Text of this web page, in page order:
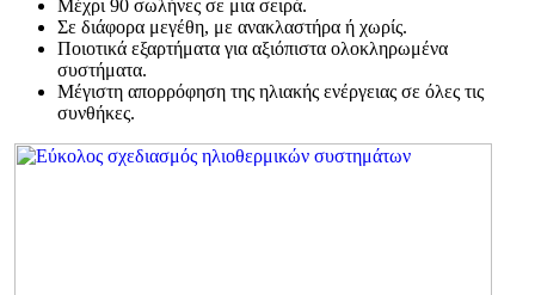
Μέχρι 90 σωλήνες σε μια σειρά.
Σε διάφορα μεγέθη, με ανακλαστήρα ή χωρίς.
Ποιοτικά εξαρτήματα για αξιόπιστα ολοκληρωμένα
συστήματα.
Μέγιστη απορρόφηση της ηλιακής ενέργειας σε όλες τις
συνθήκες.